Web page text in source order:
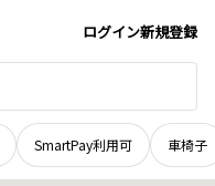
ログイン新規登録
SmartPay利用可 車椅子